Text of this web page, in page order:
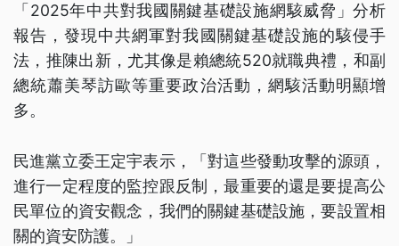
「2025年中共對我國關鍵基礎設施網駭威脅」分析
報告，發現中共網軍對我國關鍵基礎設施的駭侵手
法，推陳出新，尤其像是賴總統520就職典禮，和副
總統蕭美琴訪歐等重要政治活動，網駭活動明顯增
多。
民進黨立委王定宇表示，「對這些發動攻擊的源頭，
進行一定程度的監控跟反制，最重要的還是要提高公
民單位的資安觀念，我們的關鍵基礎設施，要設置相
關的資安防護。」